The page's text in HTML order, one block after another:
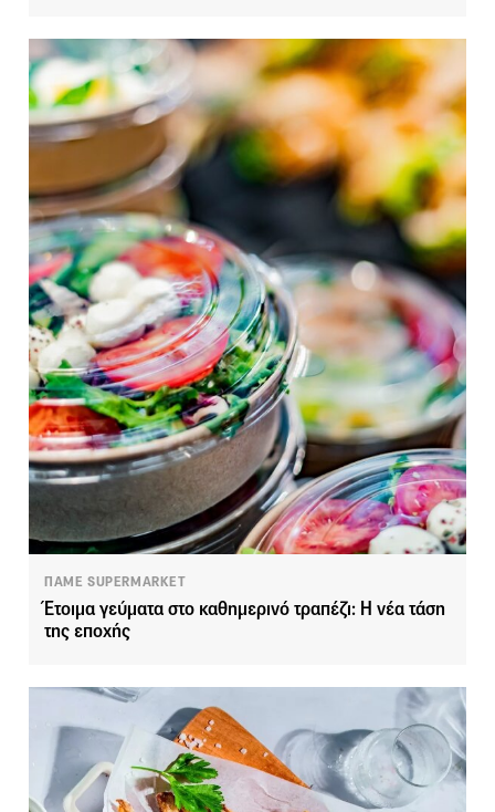
ΠΑΜΕ SUPERMARKET
Έτοιμα γεύματα στο καθημερινό τραπέζι: Η νέα τάση
της εποχής